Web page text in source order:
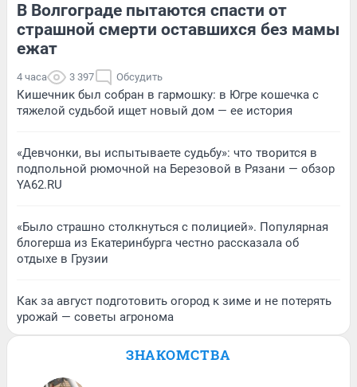
В Волгограде пытаются спасти от
страшной смерти оставшихся без мамы
ежат
4 часа 3 397 Обсудить
Кишечник был собран в гармошку: в Югре кошечка с
тяжелой судьбой ищет новый дом — ее история
«Девчонки, вы испытываете судьбу»: что творится в
подпольной рюмочной на Березовой в Рязани — обзор
YA62.RU
«Было страшно столкнуться с полицией». Популярная
блогерша из Екатеринбурга честно рассказала об
отдыхе в Грузии
Как за август подготовить огород к зиме и не потерять
урожай — советы агронома
ЗНАКОМСТВА